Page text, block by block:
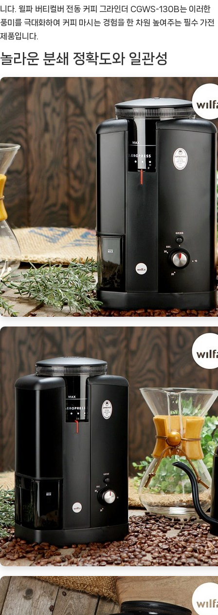
버
전
라
인
더
CGWS-
커
피
위
한
궁
의
라
인
더
ㅣ
추
천
상
품]
니다. 윌파 버티컬버 전동 커피 그라인더 CGWS-130B는 이러한
풍미를 극대화하여 커피 마시는 경험을 한 차원 높여주는 필수 가전
제품입니다.
놀라운 분쇄 정확도와 일관성